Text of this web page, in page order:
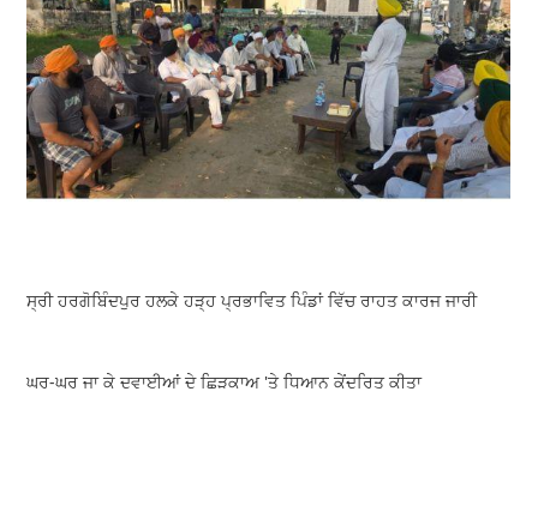
ਸ੍ਰੀ ਹਰਗੋਬਿੰਦਪੁਰ ਹਲਕੇ ਹੜ੍ਹ ਪ੍ਰਭਾਵਿਤ ਪਿੰਡਾਂ ਵਿੱਚ ਰਾਹਤ ਕਾਰਜ ਜਾਰੀ
ਘਰ-ਘਰ ਜਾ ਕੇ ਦਵਾਈਆਂ ਦੇ ਛਿੜਕਾਅ 'ਤੇ ਧਿਆਨ ਕੇਂਦਰਿਤ ਕੀਤਾ